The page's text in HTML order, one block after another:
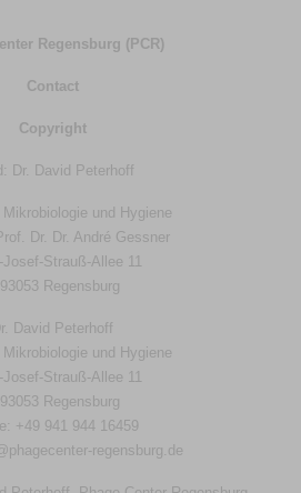
Regensburg (PCR)
Contact
Copyright
Dr. David Peterhoff
und Hygiene
Dr. Dr. André Gessner
Josef-Strauß-Allee 11
Regensburg
David Peterhoff
und Hygiene
Josef-Strauß-Allee 11
Regensburg
+49 941 944 16459
regensburg.de